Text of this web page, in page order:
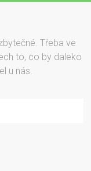
Třeba ve
to, co by daleko
u nás.